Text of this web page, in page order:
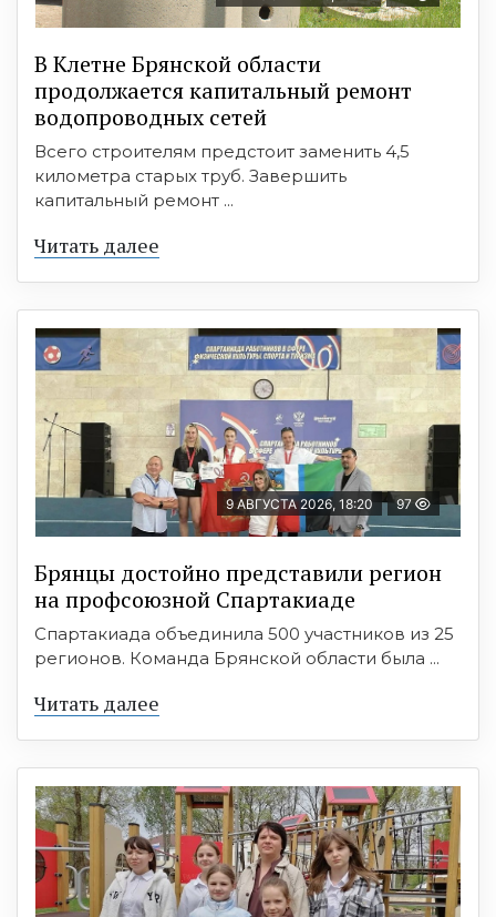
В Клетне Брянской области
продолжается капитальный ремонт
водопроводных сетей
Всего строителям предстоит заменить 4,5
километра старых труб. Завершить
капитальный ремонт ...
Читать далее
9 АВГУСТА 2026, 18:20 97
Брянцы достойно представили регион
на профсоюзной Спартакиаде
Спартакиада объединила 500 участников из 25
регионов. Команда Брянской области была ...
Читать далее